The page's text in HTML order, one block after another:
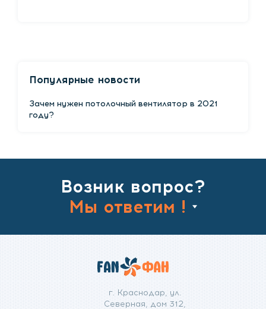
Популярные новости
Зачем нужен потолочный вентилятор в 2021
году?
Возник вопрос?
Мы ответим !
г. Краснодар, ул.
Северная, дом 312,